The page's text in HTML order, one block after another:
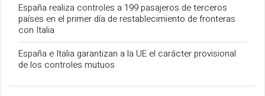
España realiza controles a 199 pasajeros de terceros
países en el primer día de restablecimiento de fronteras
con Italia
España e Italia garantizan a la UE el carácter provisional
de los controles mutuos